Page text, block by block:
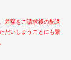
差額をご請求後の配送
だいしまうことにも繋